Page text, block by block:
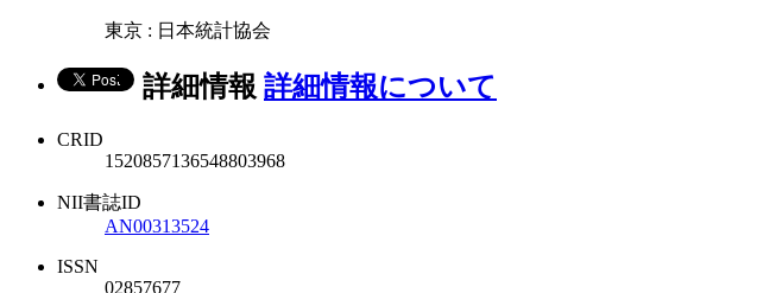
東京 : 日本統計協会
詳細情報 詳細情報について
CRID
1520857136548803968
NII書誌ID
AN00313524
ISSN
02857677